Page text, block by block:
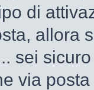
di
allora
sei
via